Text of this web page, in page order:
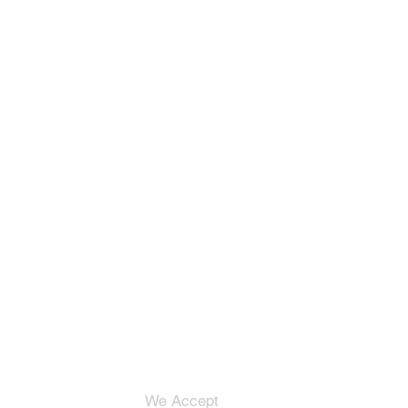
We Accept